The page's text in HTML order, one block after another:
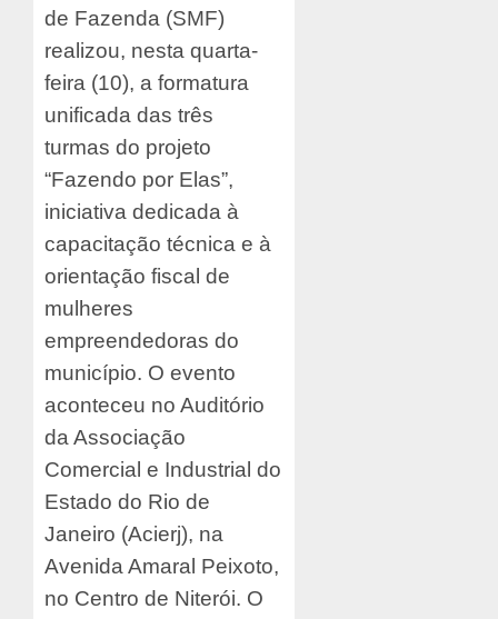
de Fazenda (SMF)
realizou, nesta quarta-
feira (10), a formatura
unificada das três
turmas do projeto
“Fazendo por Elas”,
iniciativa dedicada à
capacitação técnica e à
orientação fiscal de
mulheres
empreendedoras do
município. O evento
aconteceu no Auditório
da Associação
Comercial e Industrial do
Estado do Rio de
Janeiro (Acierj), na
Avenida Amaral Peixoto,
no Centro de Niterói. O